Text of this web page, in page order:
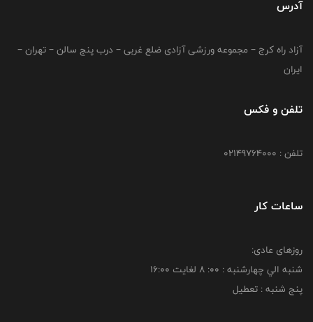
آدرس
آزاد راه کرج – مجموعه ورزشی آزادی ضلع غربی – درب پنج سالن – تهران –
ایران
تلفن و فکس
تلفن : 02149764000
ساعات کار
روزهای عادی:
شنبه الي چهارشنبه : 00: 8 لغايت 16:00
پنج شنبه : تعطیل